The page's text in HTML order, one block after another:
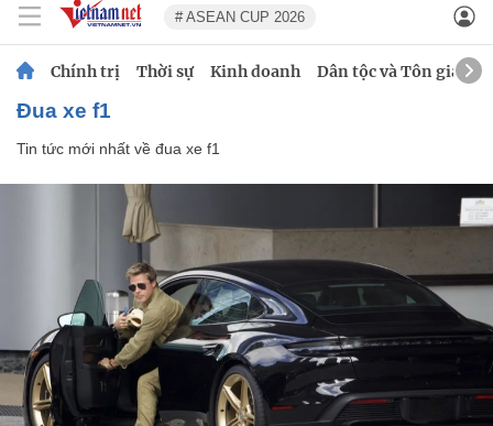
# ASEAN CUP 2026
Chính trị Thời sự Kinh doanh Dân tộc và Tôn giáo
đua xe f1
Tin tức mới nhất về đua xe f1